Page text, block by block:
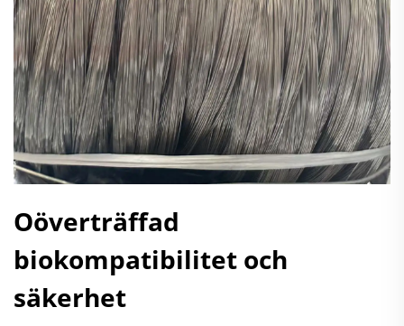
Oöverträffad
biokompatibilitet och
säkerhet